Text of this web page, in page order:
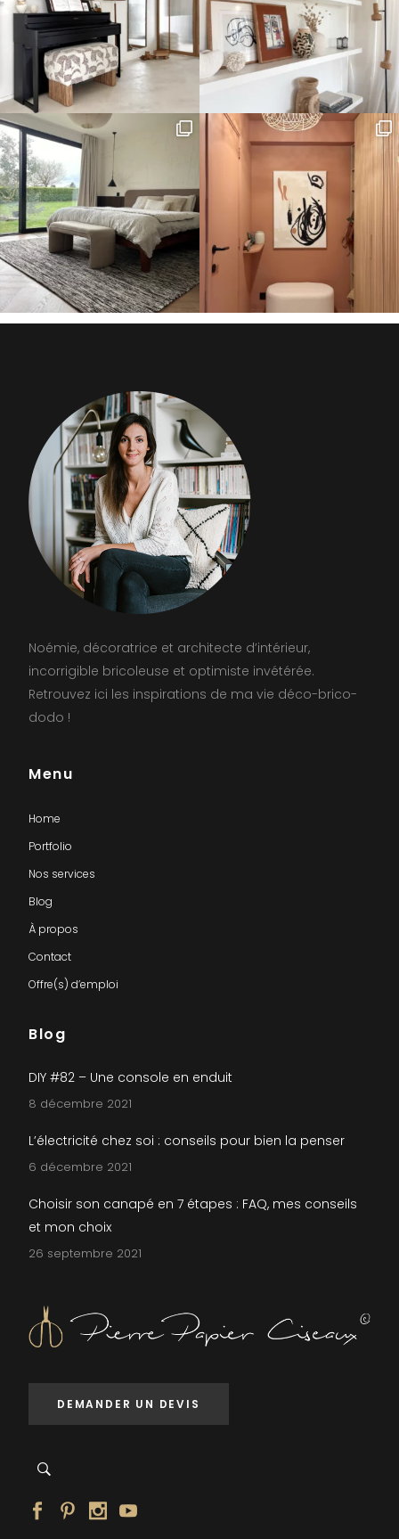
Noémie, décoratrice et architecte d’intérieur,
incorrigible bricoleuse et optimiste invétérée.
Retrouvez ici les inspirations de ma vie déco-brico-
dodo !
Menu
Home
Portfolio
Nos services
Blog
À propos
Contact
Offre(s) d’emploi
Blog
DIY #82 – Une console en enduit
8 décembre 2021
L’électricité chez soi : conseils pour bien la penser
6 décembre 2021
Choisir son canapé en 7 étapes : FAQ, mes conseils
et mon choix
26 septembre 2021
DEMANDER UN DEVIS